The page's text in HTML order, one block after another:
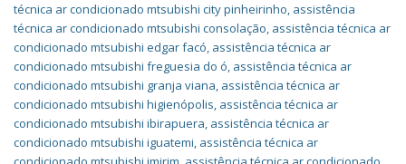
técnica ar condicionado mtsubishi city pinheirinho, assistência
técnica ar condicionado mtsubishi consolação, assistência técnica ar
condicionado mtsubishi edgar facó, assistência técnica ar
condicionado mtsubishi freguesia do ó, assistência técnica ar
condicionado mtsubishi granja viana, assistência técnica ar
condicionado mtsubishi higienópolis, assistência técnica ar
condicionado mtsubishi ibirapuera, assistência técnica ar
condicionado mtsubishi iguatemi, assistência técnica ar